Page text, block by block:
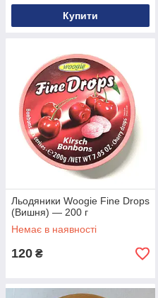
Купити
Льодяники Woogie Fine Drops
(Вишня) — 200 г
Немає в наявності
120 ₴